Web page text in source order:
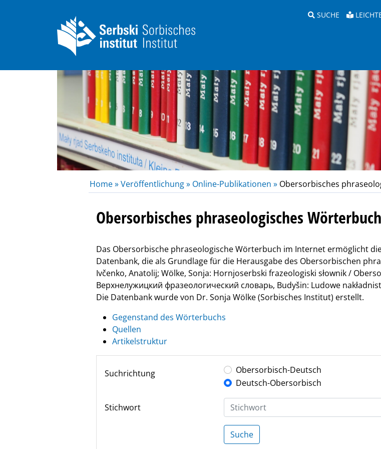
SUCHE
Home »Veröffentlichung » Online-Publikationen » Obersorbisches
Obersorbisches phraseologisches Wörterbuch
Das Obersorbische phraseologische Wörterbuch im Internet ermöglicht
Datenbank, die als Grundlage für die Herausgabe des Obersorbischen
Ivčenko, Anatolij; Wölke, Sonja: Hornjoserbski frazeologiski słownik /
Верхнелужицкий фразеологический словарь, Budyšin: Ludowe
Die Datenbank wurde von Dr. Sonja Wölke (Sorbisches Institut) erstellt.
Gegenstand des Wörterbuchs
Quellen
Artikelstruktur
Suchrichtung
Obersorbisch-Deutsch
Deutsch-Obersorbisch
Stichwort
Suche